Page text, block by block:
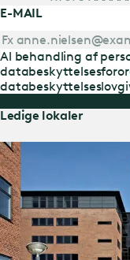
E-MAIL
Al behandling af
Ledige lokaler